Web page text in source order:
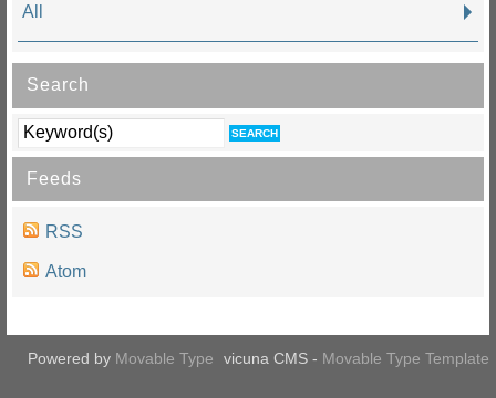
All
Search
Feeds
RSS
Atom
Powered by Movable Type vicuna CMS - Movable Type Template